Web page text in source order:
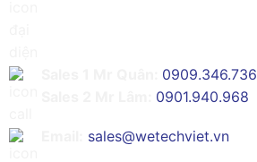
0909.346.736
0901.940.968
sales@wetechviet.vn